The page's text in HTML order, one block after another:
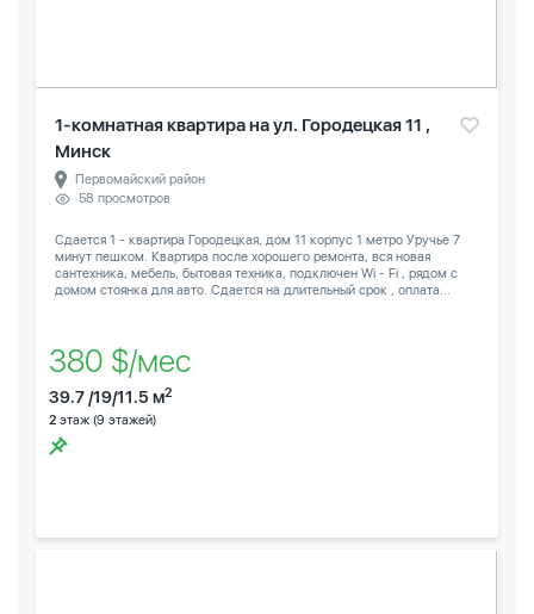
1-комнатная квартира на ул. Городецкая 11 ,
Минск
Первомайский район
58 просмотров
Сдается 1 - квартира Городецкая, дом 11 корпус 1 метро Уручье 7
минут пешком. Квартира после хорошего ремонта, вся новая
сантехника, мебель, бытовая техника, подключен Wi - Fi , рядом с
домом стоянка для авто. Сдается на длительный срок , оплата...
380 $/мес
39.7 /19/11.5 м2
2 этаж (9 этажей)